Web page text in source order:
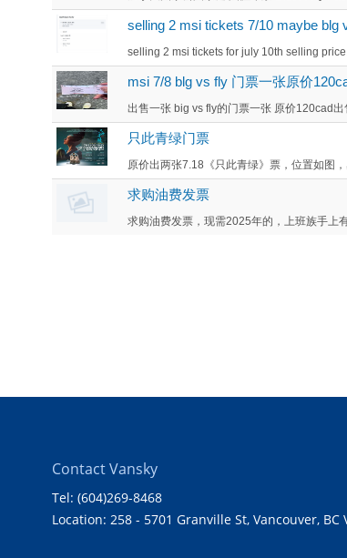
selling 2 msi tickets 7/10 maybe blg
selling 2 msi tickets for july 10th selling price...
msi 7/8 blg vs fly 门票一张原价
出售一张 big vs fly的门票一张 原价120cad出
只此青绿门票
原价出两张7.18《只此青绿》票，位置如图
求购油费发票
求购油费发票，现需2025年的，上班族手上
Contact Vansky
Tel: (604)269-8468
Location: 258 - 5701 Granville St, Vancouver, BC